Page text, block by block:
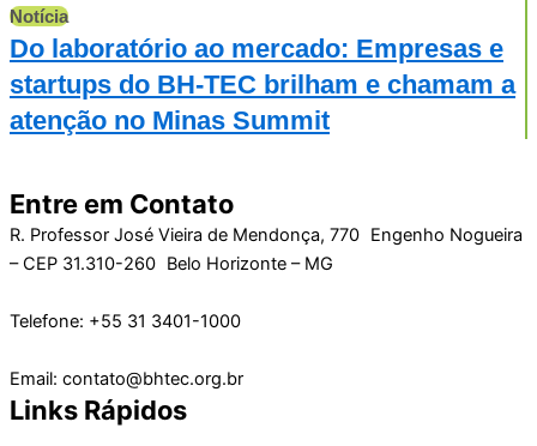
Notícia
Do laboratório ao mercado: Empresas e
startups do BH-TEC brilham e chamam a
atenção no Minas Summit
Entre em Contato
R. Professor José Vieira de Mendonça, 770 Engenho Nogueira
– CEP 31.310-260 Belo Horizonte – MG
Telefone: +55 31 3401-1000
Email: contato@bhtec.org.br
Links Rápidos